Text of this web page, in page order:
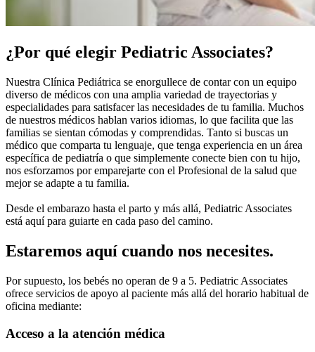
¿Por qué elegir Pediatric Associates?
Nuestra Clínica Pediátrica se enorgullece de contar con un equipo
diverso de médicos con una amplia variedad de trayectorias y
especialidades para satisfacer las necesidades de tu familia. Muchos
de nuestros médicos hablan varios idiomas, lo que facilita que las
familias se sientan cómodas y comprendidas. Tanto si buscas un
médico que comparta tu lenguaje, que tenga experiencia en un área
específica de pediatría o que simplemente conecte bien con tu hijo,
nos esforzamos por emparejarte con el Profesional de la salud que
mejor se adapte a tu familia.
Desde el embarazo hasta el parto y más allá, Pediatric Associates
está aquí para guiarte en cada paso del camino.
Estaremos aquí cuando nos necesites.
Por supuesto, los bebés no operan de 9 a 5. Pediatric Associates
ofrece servicios de apoyo al paciente más allá del horario habitual de
oficina mediante:
Acceso a la atención médica